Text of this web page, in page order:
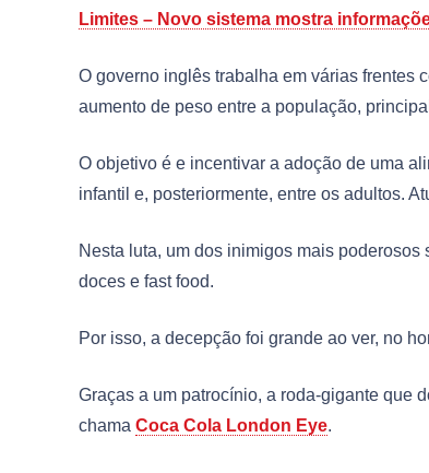
Limites – Novo sistema mostra
O governo inglês trabalha em várias frentes
aumento de peso entre a população,
O objetivo é e incentivar a adoção de uma
infantil e, posteriormente, entre os adultos.
Nesta luta, um dos inimigos mais poderosos
doces e fast food.
Por isso, a decepção foi grande ao ver, no
Graças a um patrocínio, a roda-gigante que
chama Coca Cola London Eye.